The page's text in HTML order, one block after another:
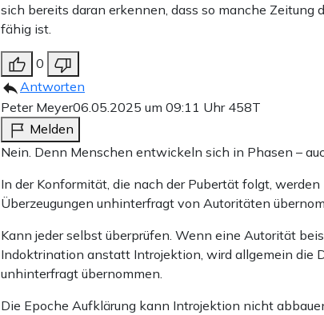
sich bereits daran erkennen, dass so manche Zeitung
fähig ist.
0
Antworten
Peter Meyer06.05.2025 um 09:11 Uhr 458T
Melden
Nein. Denn Menschen entwickeln sich in Phasen –
In der Konformität, die nach der Pubertät folgt,
Überzeugungen unhinterfragt von Autoritäten
Kann jeder selbst überprüfen. Wenn eine Autorität
Indoktrination anstatt Introjektion, wird allgemein die
unhinterfragt übernommen.
Die Epoche Aufklärung kann Introjektion nicht